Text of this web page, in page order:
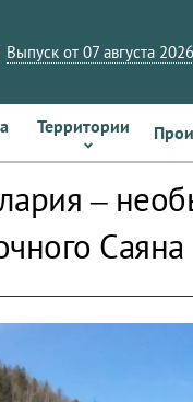
Выпуск от 07 августа 2026
Территории
–
Саяна